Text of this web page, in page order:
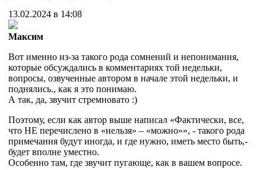
13.02.2024 в 14:08
Максим
Вот именно из-за такого рода сомнений и непонимания,
которые обсуждались в комментариях той недельки,
вопросы, озвученные автором в начале этой недельки, и
поднялись., как я это понимаю.
А так, да, звучит стремновато :)
Поэтому, если как автор выше написал «Фактически, все,
что НЕ перечислено в «нельзя» – «можно»», - такого рода
примечания будут иногда, и где нужно, иметь место быть,-
будет вполне уместно.
Особенно там, где звучит пугающе, как в вашем вопросе.